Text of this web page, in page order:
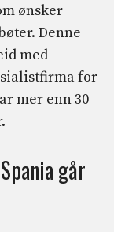
ønsker
Denne
med
for
mer enn 30
går